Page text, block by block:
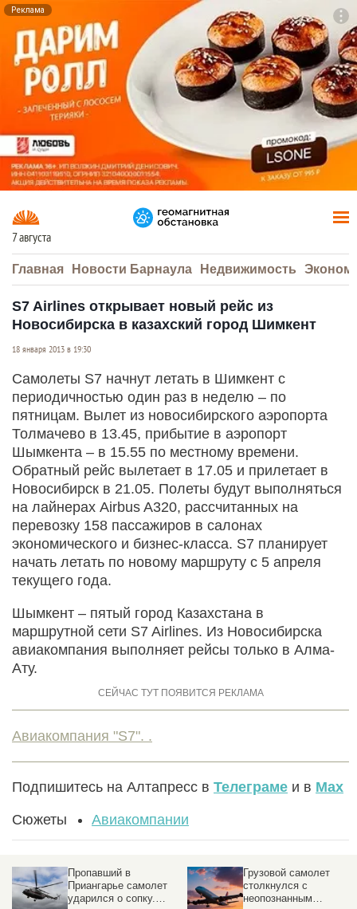
Реклама
7 августа
Главная Новости Барнаула Недвижимость
S7 Airlines открывает новый рейс из
Новосибирска в казахский город Шимкент
18 января 2013 в 19:30
Самолеты S7 начнут летать в Шимкент с
периодичностью один раз в неделю – по
пятницам. Вылет из новосибирского аэропорта
Толмачево в 13.45, прибытие в аэропорт
Шымкента – в 15.55 по местному времени.
Обратный рейс вылетает в 17.05 и прилетает в
Новосибирск в 21.05. Полеты будут выполняться
на лайнерах Airbus A320, рассчитанных на
перевозку 158 пассажиров в салонах
экономического и бизнес-класса. S7 планирует
начать летать по новому маршруту с 5 апреля
текущего года.
Шымкент – пятый город Казахстана в
маршрутной сети S7 Airlines. Из Новосибирска
авиакомпания выполняет рейсы только в Алма-
Ату.
Авиакомпания "S7". .
Подпишитесь на Алтапресс в Телеграме и в Max
Сюжеты Авиакомпании
Пропавший в
Приангарье самолет
ударился о сопку.
Грузовой самолет
столкнулся с
неопознанным